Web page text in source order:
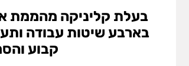
בעלת קליניקה מהממת
בארבע שיטות עבודה
קבוע